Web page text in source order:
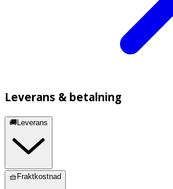
Leverans & betalning
🚚Leverans
🧺Fraktkostnad